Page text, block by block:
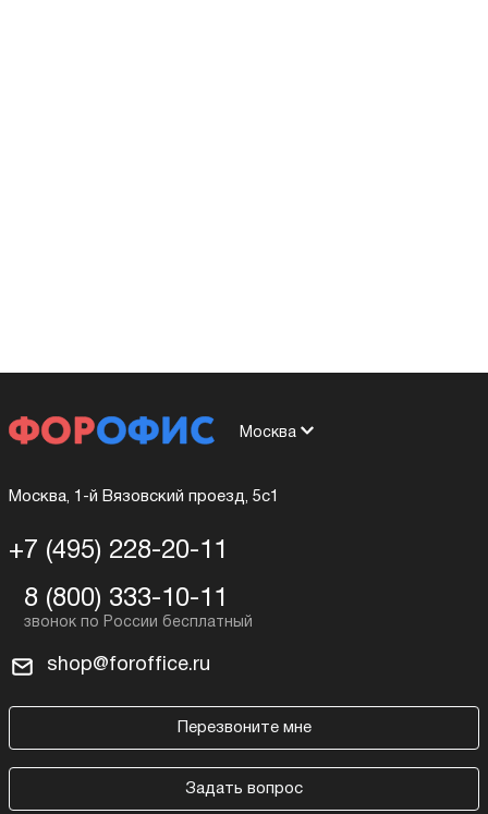
Москва
Москва, 1-й Вязовский проезд, 5с1
+7 (495) 228-20-11
8 (800) 333-10-11
shop@foroffice.ru
Перезвоните мне
Задать вопрос